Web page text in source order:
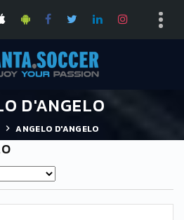
D'ANGELO
ANGELO D'ANGELO